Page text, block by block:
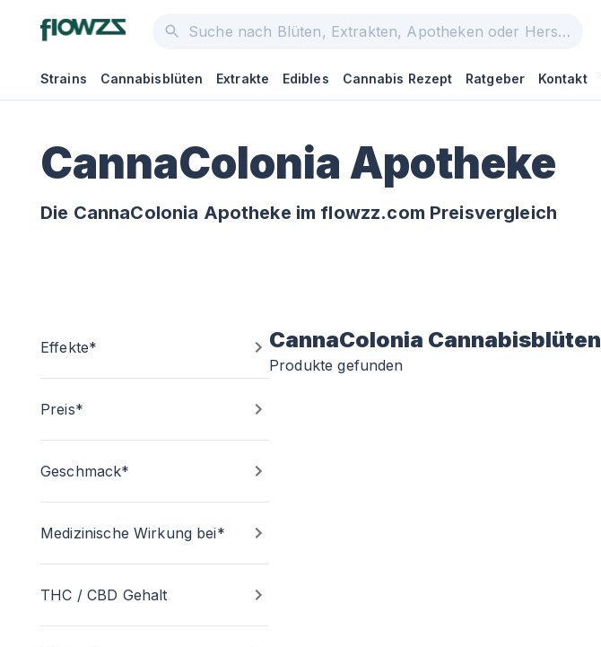
Strains Cannabisblüten Extrakte Edibles Cannabis Rezept Ratgeber Kontakt
CannaColonia Apotheke
Die CannaColonia Apotheke im flowzz.com Preisvergleich
Effekte*
Preis*
Geschmack*
Medizinische Wirkung bei*
THC / CBD Gehalt
CannaColonia Cannabisblüten
Produkte gefunden